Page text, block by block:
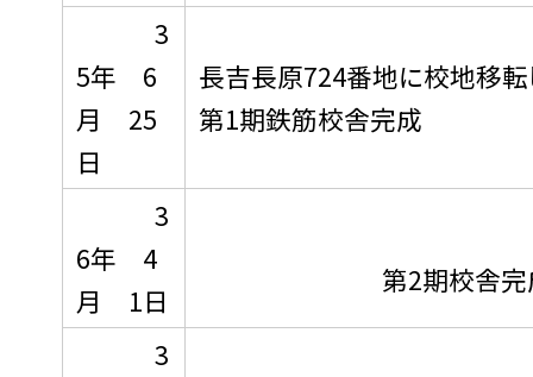
3
5年 6
月 25
日
長吉長原724番地に校地移転
第1期鉄筋校舎完成
3
6年 4
月 1日
第2期校舎完
3